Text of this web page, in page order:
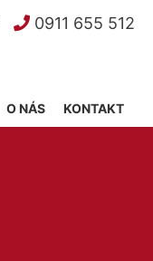
0911 655 512
KONTAKT
O NÁS